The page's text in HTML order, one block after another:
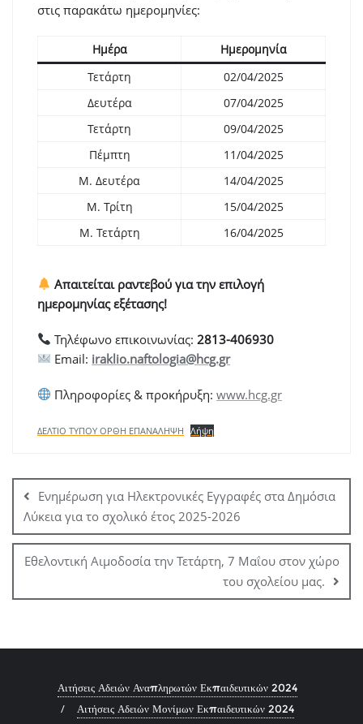
στις παρακάτω ημερομηνίες:
Ημέρα
Ημερομηνία
Τετάρτη
02/04/2025
Δευτέρα
07/04/2025
Τετάρτη
09/04/2025
Πέμπτη
11/04/2025
Μ. Δευτέρα
14/04/2025
Μ. Τρίτη
15/04/2025
Μ. Τετάρτη
16/04/2025
Απαιτείται ραντεβού για την επιλογή
ημερομηνίας εξέτασης!
Τηλέφωνο επικοινωνίας:2813-406930
Email: iraklio.naftologia@hcg.gr
Πληροφορίες & προκήρυξη:www.hcg.gr
ΔΕΛΤΙΟ ΤΥΠΟΥ ΟΡΘΗ ΕΠΑΝΑΛΗΨΗ Λήψη
άρθρων
Ενημέρωση για Ηλεκτρονικές Εγγραφές στα Δημόσια
Λύκεια για το σχολικό έτος 2025-2026
Εθελοντική Αιμοδοσία την Τετάρτη, 7 Μαΐου στον χώρο
του σχολείου μας.
Αιτήσεις Αδειών Αναπληρωτών Εκπαιδευτικών 2024
Αιτήσεις Αδειών Μονίμων Εκπαιδευτικών 2024